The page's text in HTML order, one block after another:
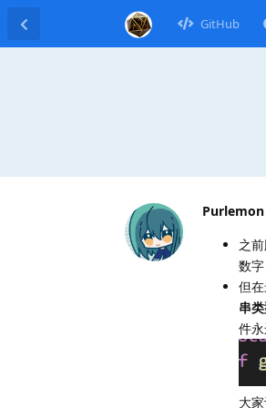
GitHub
Purlemon
之
数字
但在
串
件
大